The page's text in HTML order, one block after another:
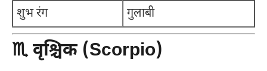
शुभ रंग
गुलाबी
♏ वृश्चिक (Scorpio)